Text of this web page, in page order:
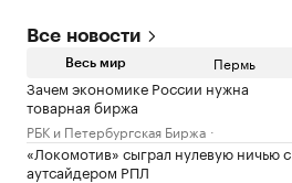
Все новости
Весь мир Пермь
Зачем экономике России нужна
товарная биржа
РБК и Петербургская Биржа
«Локомотив» сыграл нулевую ничью с
аутсайдером РПЛ